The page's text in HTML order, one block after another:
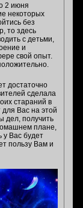
2 июня
некоторых
без
то здесь
с детьми,
и
свой опыт.
достаточно
сделала
стараний в
Вас на этой
дел, получить
плане,
у Вас будет
пользу Вам и